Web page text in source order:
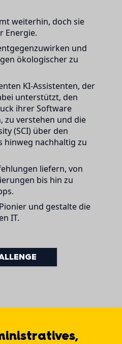
weiterhin, doch sie
Energie.
und
ökologischer zu
KI-Assistenten, der
unterstützt, den
ihrer Software
zu verstehen und die
(SCI) über den
hinweg nachhaltig zu
liefern, von
bis hin zu
und gestalte die
IT.